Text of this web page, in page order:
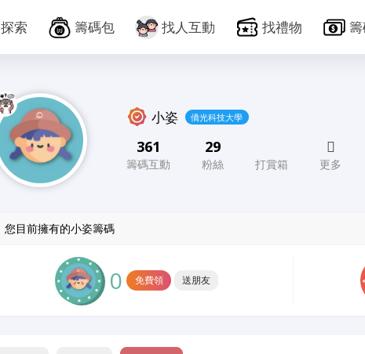
探索 籌碼包 找人互動 找禮物
小姿 僑光科技大學
361
籌碼互動
29
粉絲 打賞箱 更多
您目前擁有的小姿籌碼
0 免費領 送朋友